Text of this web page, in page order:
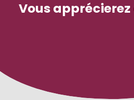
Vous apprécierez